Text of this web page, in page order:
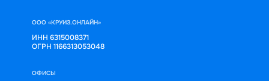
ООО «КРУИЗ.ОНЛАЙН»
ИНН 6315008371
ОГРН 1166313053048
ОФИСЫ